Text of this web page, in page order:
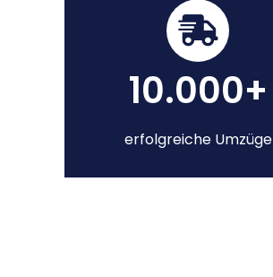
10.000+
erfolgreiche Umzüge